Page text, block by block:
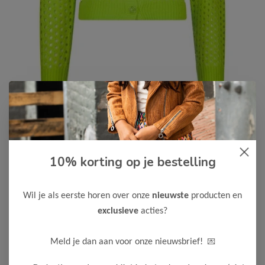
B.Nosy -75%
B Nosy Meisjes Vest Femke
9,99 39,95
122/128
10% korting op je bestelling
Wil je als eerste horen over onze nieuwste producten en
exclusieve acties?
Meld je dan aan voor onze nieuwsbrief! 💌